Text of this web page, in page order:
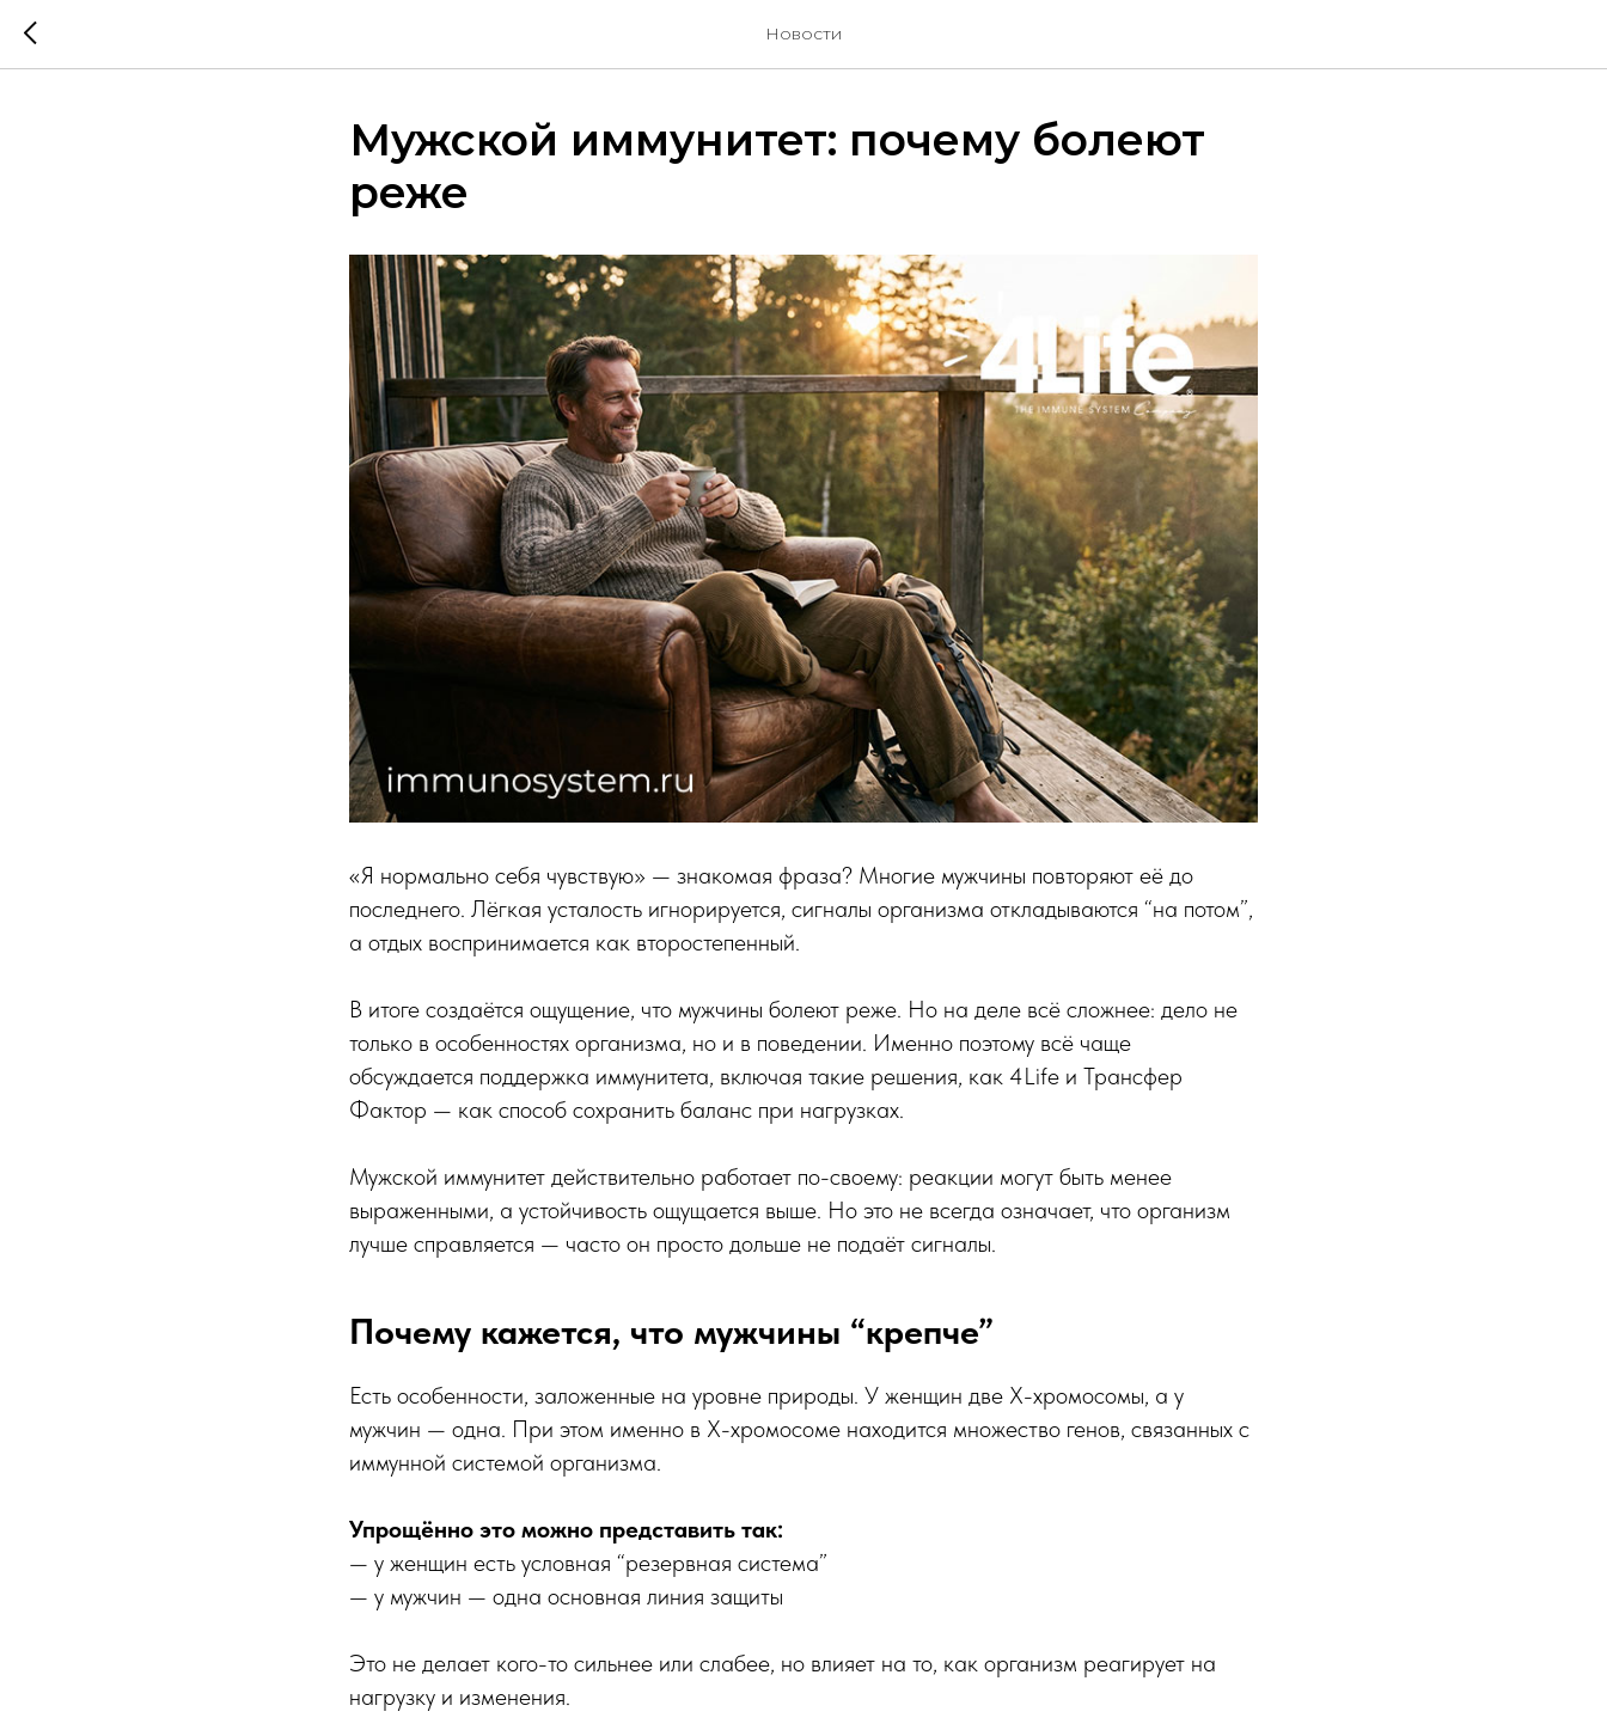
Новости
Мужской иммунитет: почему болеют
реже
«Я нормально себя чувствую» — знакомая фраза? Многие мужчины повторяют её до
последнего. Лёгкая усталость игнорируется, сигналы организма откладываются “на потом”,
а отдых воспринимается как второстепенный.
В итоге создаётся ощущение, что мужчины болеют реже. Но на деле всё сложнее: дело не
только в особенностях организма, но и в поведении. Именно поэтому всё чаще
обсуждается поддержка иммунитета, включая такие решения, как 4Life и Трансфер
Фактор — как способ сохранить баланс при нагрузках.
Мужской иммунитет действительно работает по-своему: реакции могут быть менее
выраженными, а устойчивость ощущается выше. Но это не всегда означает, что организм
лучше справляется — часто он просто дольше не подаёт сигналы.
Почему кажется, что мужчины “крепче”
Есть особенности, заложенные на уровне природы. У женщин две Х-хромосомы, а у
мужчин — одна. При этом именно в Х-хромосоме находится множество генов, связанных с
иммунной системой организма.
Упрощённо это можно представить так:
— у женщин есть условная “резервная система”
— у мужчин — одна основная линия защиты
Это не делает кого-то сильнее или слабее, но влияет на то, как организм реагирует на
нагрузку и изменения.